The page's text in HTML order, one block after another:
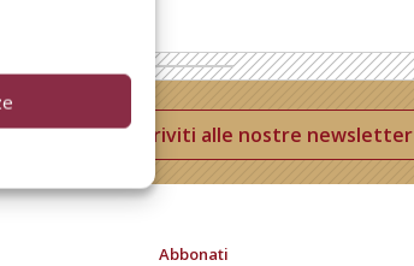
Iscriviti alle nostre newsletter
Abbonati